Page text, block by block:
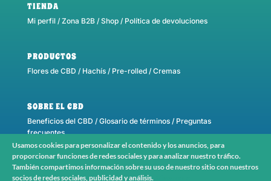
TIENDA
Mi perfil/ Zona B2B/ Shop/ Política de devoluciones
PRODUCTOS
Flores de CBD / Hachís/ Pre-rolled/ Cremas
SOBRE EL CBD
Beneficios del CBD / Glosario de términos/ Preguntas
frecuentes
Copyright © 2026 Happy Flowers CBD. All Rights Reserved.
Usamos cookies para personalizar el contenido y los anuncios, para
proporcionar funciones de redes sociales y para analizar nuestro tráfico.
También compartimos información sobre su uso de nuestro sitio con nuestros
socios de redes sociales, publicidad y análisis.